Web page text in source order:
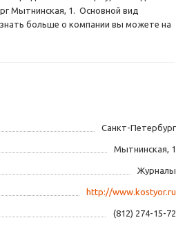
Мытнинская, 1. Основной вид
больше о компании вы можете на
Санкт-Петербург
Мытнинская, 1
Журналы
http://www.kostyor.ru
(812) 274-15-72